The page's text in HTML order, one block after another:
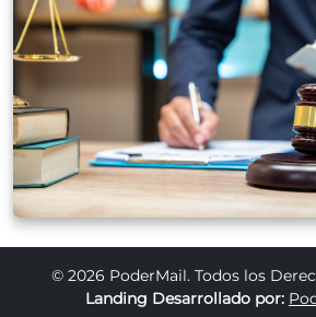
© 2026 PoderMail. Todos los
Landing Desarrollado por: